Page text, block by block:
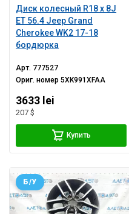
Диск колесный R18 x 8J
ET 56.4 Jeep Grand
Cherokee WK2 17-18
бордюрка
Арт. 777527
Ориг. номер5XK991XFAA
3633 lei
207 $
Купить
Б/У